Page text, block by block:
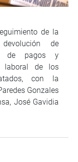
de la
de
de pagos y
laboral de los
con la
Gonzales
José Gavidia